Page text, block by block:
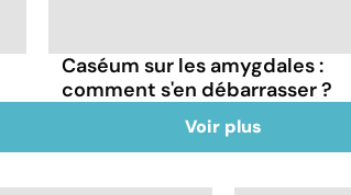
Caséum sur les amygdales :
comment s'en débarrasser ?
Voir plus